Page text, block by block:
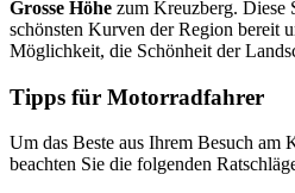
Grosse Höhe zum Kreuzberg. Diese
schönsten Kurven der Region bereit
Möglichkeit, die Schönheit der
Tipps für Motorradfahrer
Um das Beste aus Ihrem Besuch am
beachten Sie die folgenden